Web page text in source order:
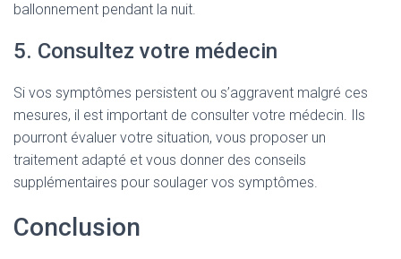
ballonnement pendant la nuit.
5. Consultez votre médecin
Si vos symptômes persistent ou s’aggravent malgré ces
mesures, il est important de consulter votre médecin. Ils
pourront évaluer votre situation, vous proposer un
traitement adapté et vous donner des conseils
supplémentaires pour soulager vos symptômes.
Conclusion